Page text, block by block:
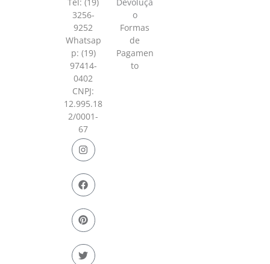
3256-
9252
Whatsap
p: (19)
97414-
0402
CNPJ:
12.995.18
2/0001-
67
o
Formas
de
Pagamen
to